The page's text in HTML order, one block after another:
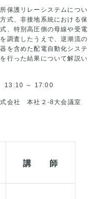
保護リレーシステムについ
式、非接地系統における保
、特別高圧側の母線や受電
調査したうえで、逆潮流の
を含めた配電自動化システ
行った結果について解説い
13:10 ～ 17:00
会社 本社２-8大会議室
講 師